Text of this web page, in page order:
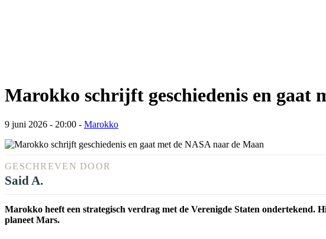
Marokko schrijft geschiedenis en gaat
9 juni 2026 - 20:00 - Marokko
GESCHREVEN DOOR
Said A.
Marokko heeft een strategisch verdrag met de Verenigde Staten
planeet Mars.